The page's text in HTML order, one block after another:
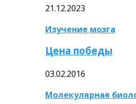
21.12.2023
Изучение мозга
Цена победы
03.02.2016
Молекулярная